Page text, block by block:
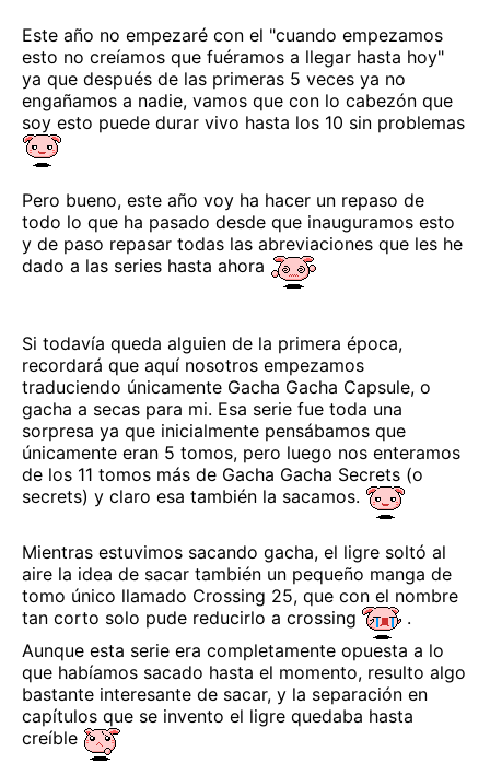
Este año no empezaré con el "cuando empezamos
esto no creíamos que fuéramos a llegar hasta hoy"
ya que después de las primeras 5 veces ya no
engañamos a nadie, vamos que con lo cabezón que
soy esto puede durar vivo hasta los 10 sin problemas
Pero bueno, este año voy ha hacer un repaso de
todo lo que ha pasado desde que inauguramos esto
y de paso repasar todas las abreviaciones que les he
dado a las series hasta ahora
Si todavía queda alguien de la primera época,
recordará que aquí nosotros empezamos
traduciendo únicamente Gacha Gacha Capsule, o
gacha a secas para mi. Esa serie fue toda una
sorpresa ya que inicialmente pensábamos que
únicamente eran 5 tomos, pero luego nos enteramos
de los 11 tomos más de Gacha Gacha Secrets (o
secrets) y claro esa también la sacamos.
Mientras estuvimos sacando gacha, el ligre soltó al
aire la idea de sacar también un pequeño manga de
tomo único llamado Crossing 25, que con el nombre
tan corto solo pude reducirlo a crossing
.
Aunque esta serie era completamente opuesta a lo
que habíamos sacado hasta el momento, resulto algo
bastante interesante de sacar, y la separación en
capítulos que se invento el ligre quedaba hasta
creíble